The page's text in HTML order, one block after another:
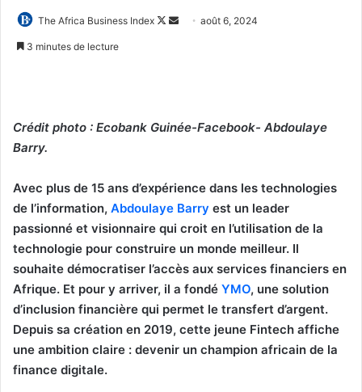
The Africa Business Index
Follow
Envoyeraoût 6, 2024
3 minutes de lecture
Crédit photo : Ecobank Guinée-Facebook- Abdoulaye
Barry.
Avec plus de 15 ans d’expérience dans les technologies
de l’information, Abdoulaye Barry est un leader
passionné et visionnaire qui croit en l’utilisation de la
technologie pour construire un monde meilleur. Il
souhaite démocratiser l’accès aux services financiers en
Afrique. Et pour y arriver, il a fondé YMO, une solution
d’inclusion financière qui permet le transfert d’argent.
Depuis sa création en 2019, cette jeune Fintech affiche
une ambition claire : devenir un champion africain de la
finance digitale.